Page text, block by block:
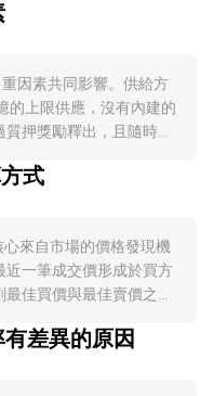
因素共同影響。供給方
的上限供應，沒有內建的
押獎勵釋出，且隨時間
獎勵動機傾向保留部
化交易、NFT 與代幣化
Voltaire 等功能與治
與手續費，通常提升對
期內主導方向；同時，
式
來自市場的價格發現機
一筆成交價形成於買方
佳買價與最佳賣價之間
交量加權平均價
差異的原因